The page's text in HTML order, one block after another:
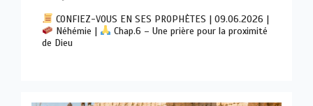
CONFIEZ-VOUS EN SES PROPHÈTES | 09.06.2026 |
Néhémie |
Chap.6 – Une prière pour la proximité
de Dieu